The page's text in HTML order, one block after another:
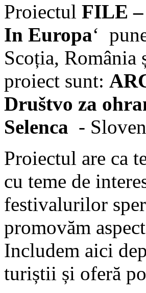
Proiectul FILE
In Europa‘
Scoția, România
proiect sunt:
Društvo za
Selenca -
Proiectul are ca
cu teme de
festivalurilor
promovăm
Includem aici
turiștii și oferă